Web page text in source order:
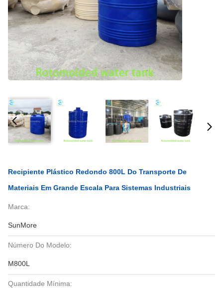
Recipiente Plástico Redondo 800L Do Transporte De
Materiais Em Grande Escala Para Sistemas Industriais
Marca:
SunMore
Número Do Modelo:
M800L
Quantidade Mínima: